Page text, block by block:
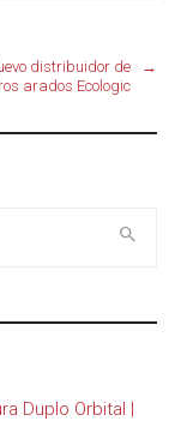
distribuidor de
arados Ecologic
→
Duplo Orbital |